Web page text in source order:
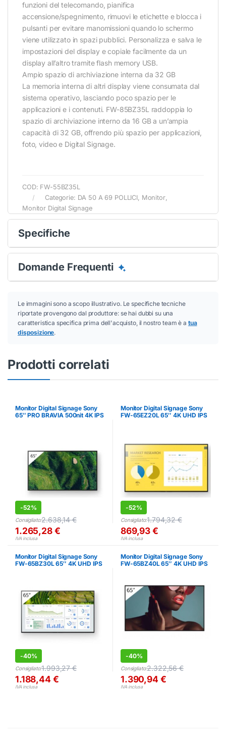
funzioni del telecomando, pianifica
accensione/spegnimento, rimuovi le etichette e blocca i
pulsanti per evitare manomissioni quando lo schermo
viene utilizzato in spazi pubblici. Personalizza e salva le
impostazioni del display e copiale facilmente da un
display all’altro tramite flash memory USB.
Ampio spazio di archiviazione interna da 32 GB
La memoria interna di altri display viene consumata dal
sistema operativo, lasciando poco spazio per le
applicazioni e i contenuti. FW-85BZ35L raddoppia lo
spazio di archiviazione interno da 16 GB a un’ampia
capacità di 32 GB, offrendo più spazio per applicazioni,
foto, video e Digital Signage.
COD: FW-55BZ35L
Categorie: DA 50 A 69 POLLICI, Monitor,
Monitor Digital Signage
Specifiche
Domande Frequenti
Le immagini sono a scopo illustrativo. Le specifiche tecniche
riportate provengono dal produttore: se hai dubbi su una
caratteristica specifica prima dell'acquisto, il nostro team è a tua
disposizione.
Prodotti correlati
Monitor Digital Signage Sony
65″ PRO BRAVIA 500nit 4K IPS
-52%
Consigliato:2.638,14€
1.265,28€
IVA inclusa
Monitor Digital Signage Sony
FW-65EZ20L 65″ 4K UHD IPS
-52%
Consigliato:1.794,32€
869,93€
IVA inclusa
Monitor Digital Signage Sony
FW-65BZ30L 65″ 4K UHD IPS
-40%
Consigliato:1.993,27€
1.188,44 €
IVA inclusa
Monitor Digital Signage Sony
FW-65BZ40L 65″ 4K UHD IPS
-40%
Consigliato:2.322,56€
1.390,94 €
IVA inclusa